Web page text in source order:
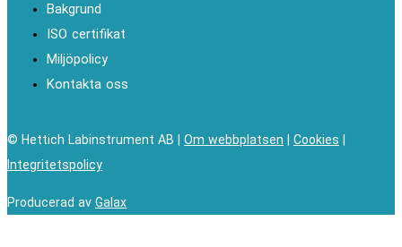
Bakgrund
ISO certifikat
Miljöpolicy
Kontakta oss
© Hettich Labinstrument AB | Om webbplatsen Cookies
Integritetspolicy
Producerad av Galax